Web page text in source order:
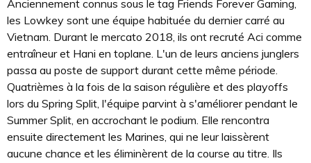
Anciennement connus sous le tag Friends Forever Gaming,
les Lowkey sont une équipe habituée du dernier carré au
Vietnam. Durant le mercato 2018, ils ont recruté Aci comme
entraîneur et Hani en toplane. L'un de leurs anciens junglers
passa au poste de support durant cette même période.
Quatrièmes à la fois de la saison régulière et des playoffs
lors du Spring Split, l'équipe parvint à s'améliorer pendant le
Summer Split, en accrochant le podium. Elle rencontra
ensuite directement les Marines, qui ne leur laissèrent
aucune chance et les éliminèrent de la course au titre. Ils